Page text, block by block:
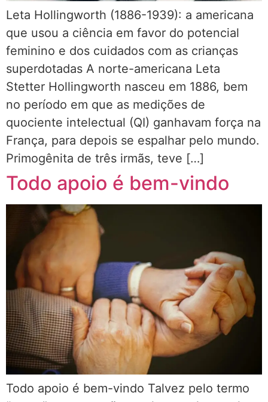
Leta Hollingworth (1886-1939): a americana
que usou a ciência em favor do potencial
feminino e dos cuidados com as crianças
superdotadas A norte-americana Leta
Stetter Hollingworth nasceu em 1886, bem
no período em que as medições de
quociente intelectual (QI) ganhavam força na
França, para depois se espalhar pelo mundo.
Primogênita de três irmãs, teve […]
Todo apoio é bem-vindo
Todo apoio é bem-vindo Talvez pelo termo